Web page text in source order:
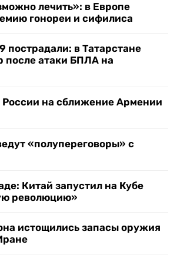
лечить»: в Европе
гонореи и сифилиса
пострадали: в Татарстане
после атаки БПЛА на
России на сближение Армении
«полупереговоры» с
Китай запустил на Кубе
революцию»
истощились запасы оружия